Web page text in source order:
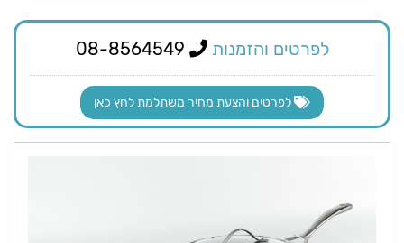
לפרטים והזמנות
לפרטים והצעת מחיר משתלמת לחץ כאן